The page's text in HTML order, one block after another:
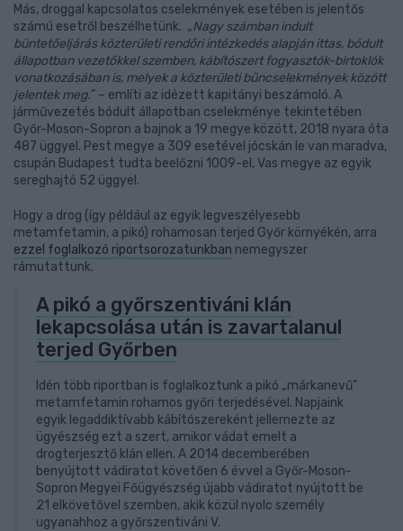
Más, droggal kapcsolatos cselekmények esetében is jelentős
számú esetről beszélhetünk. „Nagy számban indult
büntetőeljárás közterületi rendőri intézkedés alapján ittas, bódult
állapotban vezetőkkel szemben, kábítószert fogyasztók-birtoklók
vonatkozásában is, melyek a közterületi bűncselekmények között
jelentek meg.” – említi az idézett kapitányi beszámoló. A
járművezetés bódult állapotban cselekménye tekintetében
Győr-Moson-Sopron a bajnok a 19 megye között, 2018 nyara óta
487 üggyel. Pest megye a 309 esetével jócskán le van maradva,
csupán Budapest tudta beelőzni 1009-el, Vas megye az egyik
sereghajtó 52 üggyel.
Hogy a drog (így például az egyik legveszélyesebb
metamfetamin, a pikó) rohamosan terjed Győr környékén, arra
ezzel foglalkozó riportsorozatunkban nemegyszer
rámutattunk.
A pikó a győrszentiváni klán
lekapcsolása után is zavartalanul
terjed Győrben
Idén több riportban is foglalkoztunk a pikó „márkanevű"
metamfetamin rohamos győri terjedésével. Napjaink
egyik legaddiktívabb kábítószereként jellemezte az
ügyészség ezt a szert, amikor vádat emelt a
drogterjesztő klán ellen. A 2014 decemberében
benyújtott vádiratot követően 6 évvel a Győr-Moson-
Sopron Megyei Főügyészség újabb vádiratot nyújtott be
21 elkövetővel szemben, akik közül nyolc személy
ugyanahhoz a győrszentiváni V.